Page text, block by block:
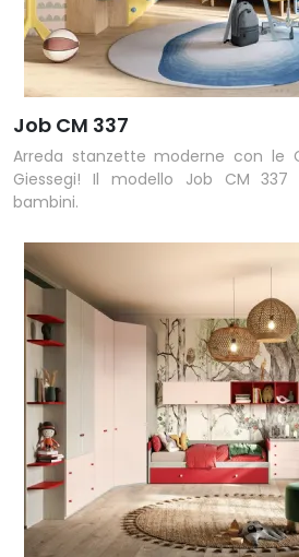
Job CM 337
Arreda stanzette moderne con le
Giessegi! Il modello Job CM
bambini.